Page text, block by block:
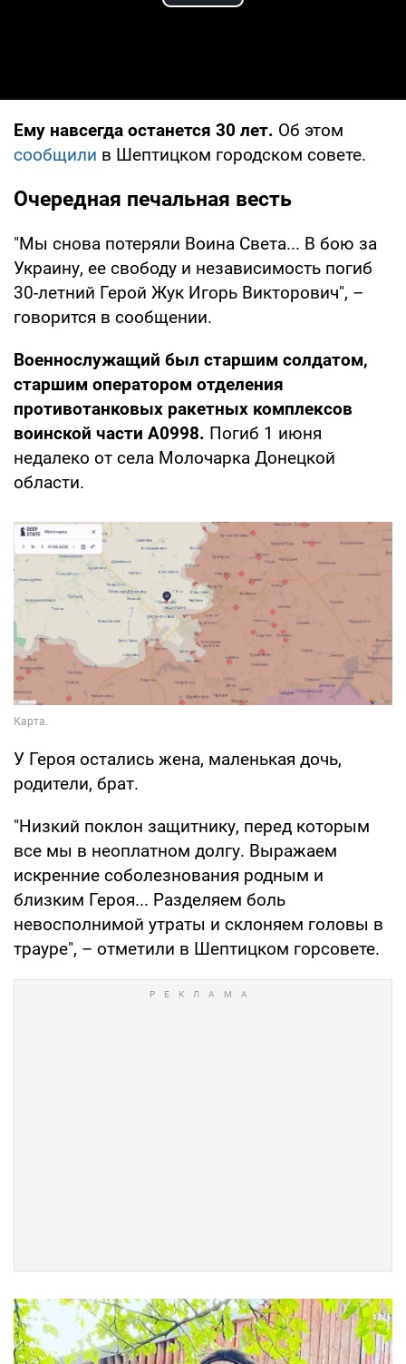
Ему навсегда останется 30 лет. Об этом
сообщили в Шептицком городском совете.
Очередная печальная весть
"Мы снова потеряли Воина Света... В бою за
Украину, ее свободу и независимость погиб
30-летний Герой Жук Игорь Викторович", –
говорится в сообщении.
Военнослужащий был старшим солдатом,
старшим оператором отделения
противотанковых ракетных комплексов
воинской части А0998. Погиб 1 июня
недалеко от села Молочарка Донецкой
области.
У Героя остались жена, маленькая дочь,
родители, брат.
"Низкий поклон защитнику, перед которым
все мы в неоплатном долгу. Выражаем
искренние соболезнования родным и
близким Героя... Разделяем боль
невосполнимой утраты и склоняем головы в
трауре", – отметили в Шептицком горсовете.